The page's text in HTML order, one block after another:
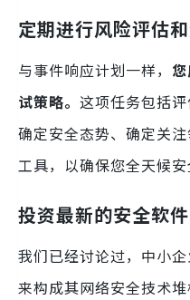
定期进行风险评估
与事件响应计划一样，
试策略。 这项任务包括评
确定安全态势、确定关
工具，以确保您全天候安
投资最新的安全软件
我们已经讨论过，中小
来构成其网络安全技术